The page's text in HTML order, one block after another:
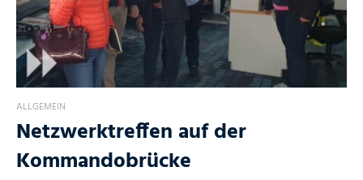
ALLGEMEIN
Netzwerktreffen auf der
Kommandobrücke